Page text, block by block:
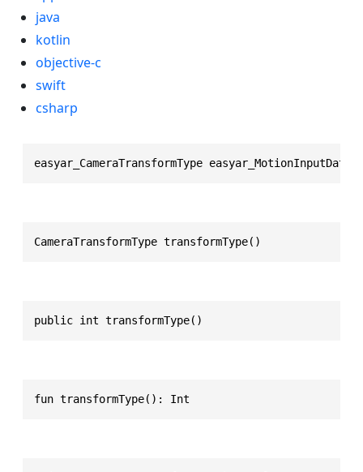
java
kotlin
objective-c
swift
csharp
easyar_CameraTransformType
CameraTransformType transformType()
public int transformType()
fun transformType(): Int